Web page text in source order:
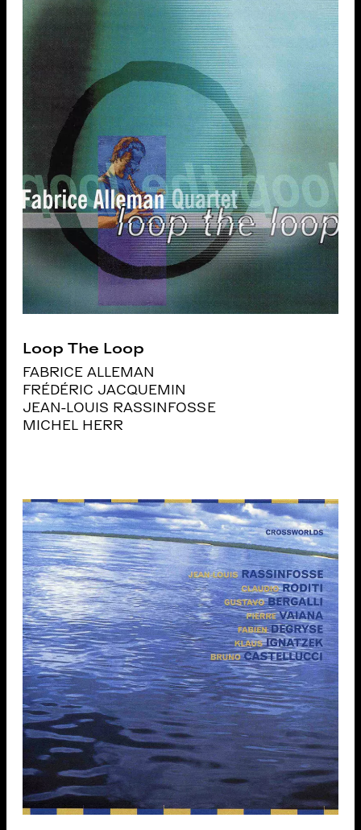
Loop The Loop
FABRICE ALLEMAN
FRÉDÉRIC JACQUEMIN
JEAN-LOUIS RASSINFOSSE
MICHEL HERR